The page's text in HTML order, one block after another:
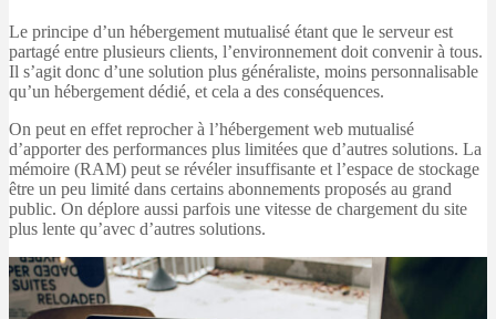
Le principe d’un hébergement mutualisé étant que le serveur est
partagé entre plusieurs clients, l’environnement doit convenir à tous.
Il s’agit donc d’une solution plus généraliste, moins personnalisable
qu’un hébergement dédié, et cela a des conséquences.
On peut en effet reprocher à l’hébergement web mutualisé
d’apporter des performances plus limitées que d’autres solutions. La
mémoire (RAM) peut se révéler insuffisante et l’espace de stockage
être un peu limité dans certains abonnements proposés au grand
public. On déplore aussi parfois une vitesse de chargement du site
plus lente qu’avec d’autres solutions.